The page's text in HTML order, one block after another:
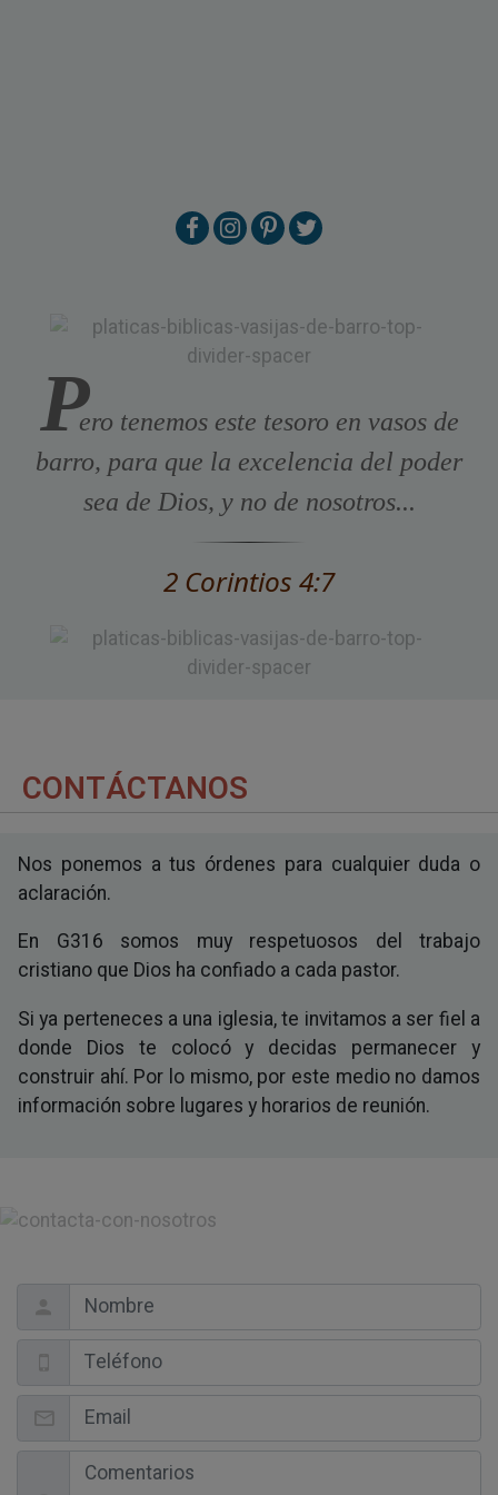
Pero tenemos este tesoro en vasos de
barro, para que la excelencia del poder
sea de Dios, y no de nosotros...
2 Corintios 4:7
CONTÁCTANOS
Nos ponemos a tus órdenes para cualquier duda o
aclaración.
En G316 somos muy respetuosos del trabajo
cristiano que Dios ha confiado a cada pastor.
Si ya perteneces a una iglesia, te invitamos a ser fiel a
donde Dios te colocó y decidas permanecer y
construir ahí. Por lo mismo, por este medio no damos
información sobre lugares y horarios de reunión.